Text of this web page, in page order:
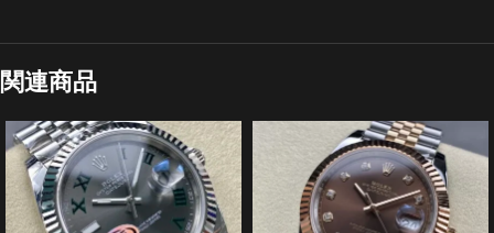
関連商品